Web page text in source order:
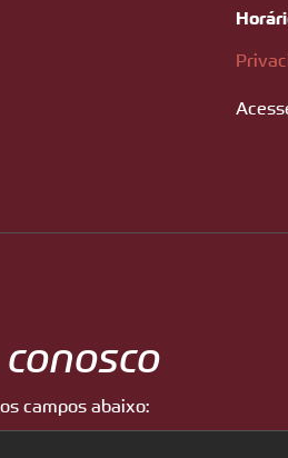
conosco
campos abaixo: